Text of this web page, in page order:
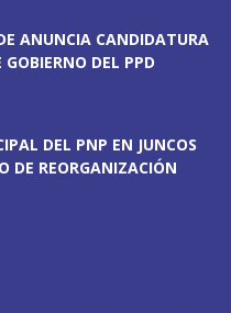
ANUNCIA CANDIDATURA
DEL PPD
DEL PNP EN JUNCOS
DE REORGANIZACIÓN